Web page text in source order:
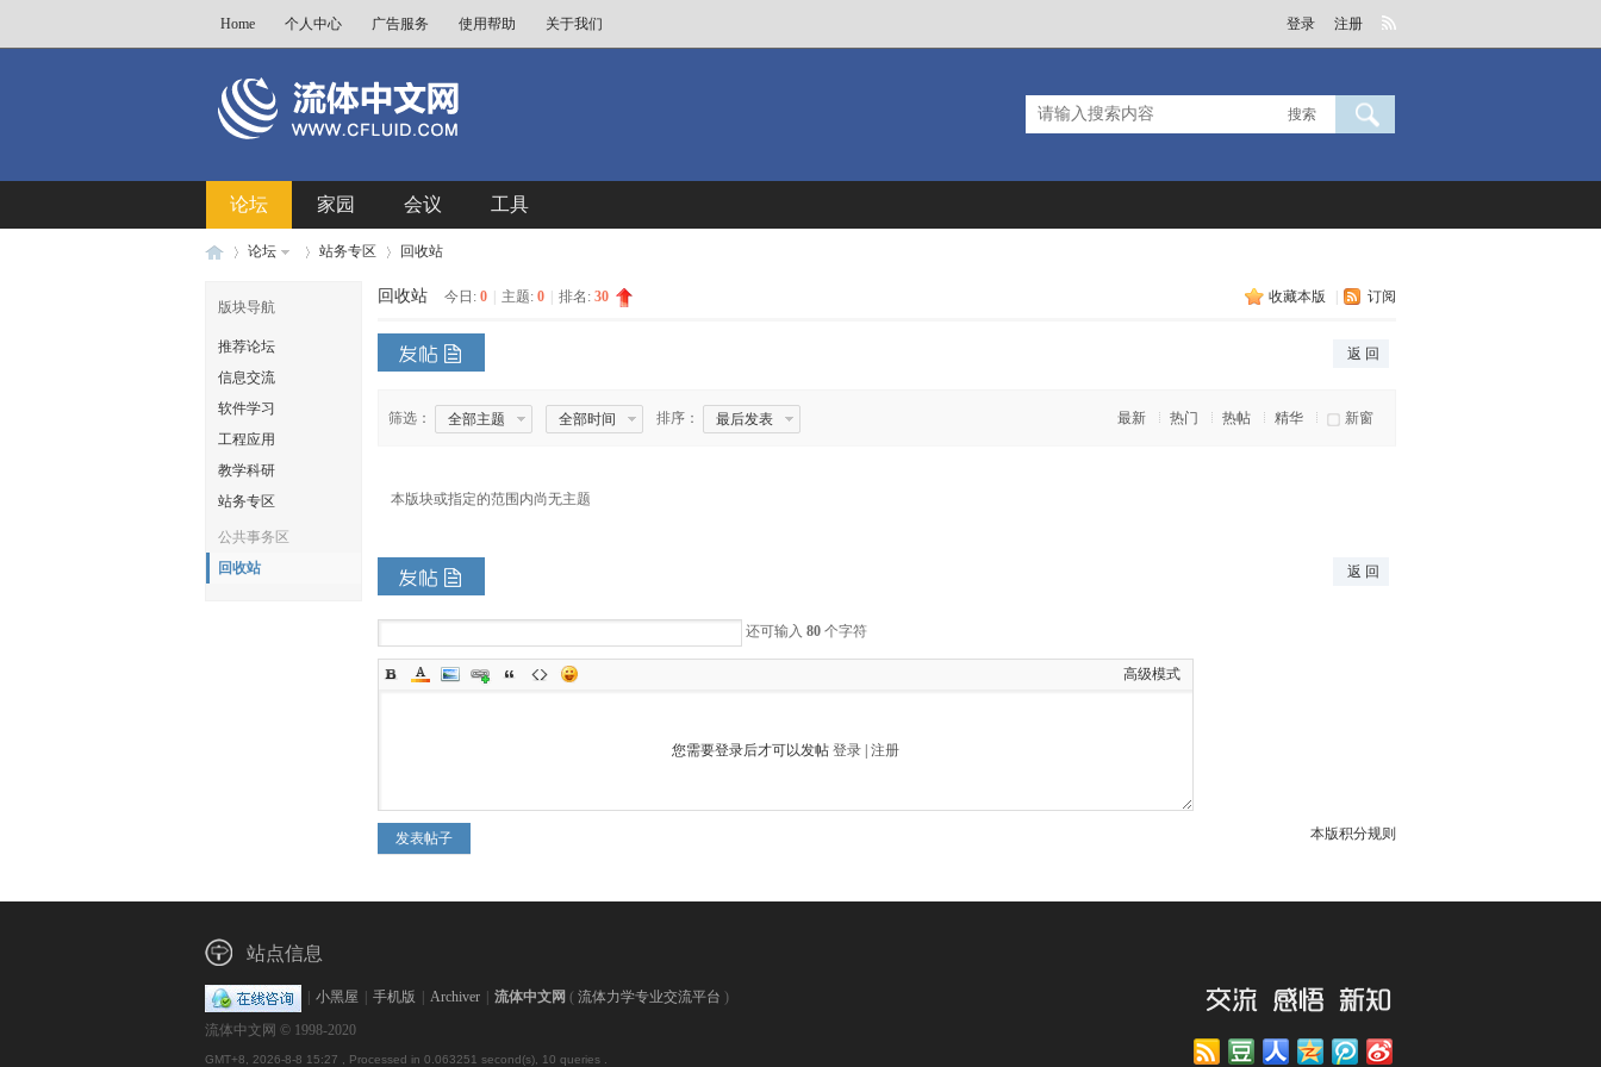
Home 个人中心 广告服务 使用帮助 关于我们 登录 注册
搜索
论坛 家园 会议 工具
流 »
论坛 站务专区 回收站
版块导航
推荐论坛
信息交流
软件学习
工程应用
教学科研
站务专区
公共事务区
回收站
收藏本版 订阅
回收站 今日: 0 主题: 0 排名: 30
返 回
最新 热门 热帖 精华 新窗
筛选： 全部主题 全部时间 排序： 最后发表
本版块或指定的范围内尚无主题
返 回
还可输入 80 个字符
高级模式
您需要登录后才可以发帖 登录 注册
本版积分规则
发表帖子
站点信息
小黑屋 手机版 Archiver 流体中文网 ( 流体力学专业交流平台 )
流体中文网 © 1998-2020
GMT+8, 2026-8-8 15:27 , Processed in 0.063251 second(s), 10 queries .